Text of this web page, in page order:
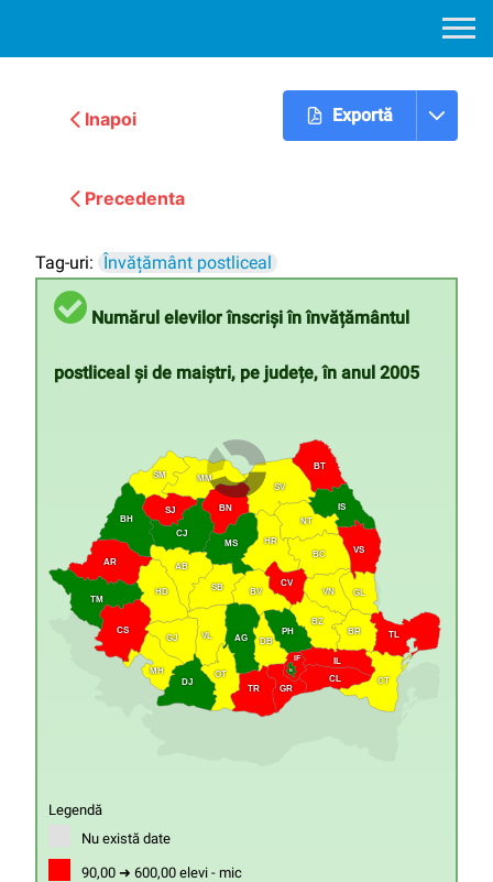
Inapoi Exportă
Precedenta
Tag-uri: Învățământ postliceal
Numărul elevilor înscriși în învățământul
postliceal și de maiștri, pe județe, în anul 2005
AR
BH
CS PH
IF
TM
BT
GL
BZ
BR TL
CT
GR
DB
IS
NT
SJ
SM
AG
SB
VL
BV
CV
HR
MM
MS
CJ
HD
AB
BN
VN
VS
DJ
GJ
MH
BC
OT
TR
B
CL
SV
IL
Legendă
Nu există date
90,00 ➜ 600,00 elevi - mic